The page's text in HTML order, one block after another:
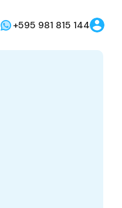
+595 981 815 144